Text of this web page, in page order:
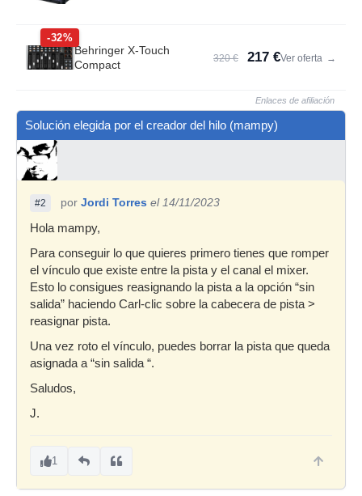
-32%
Behringer X-Touch
Compact
320 € 217 €Ver oferta →
Enlaces de afiliación
Solución elegida por el creador del hilo (mampy)
#2 por Jordi Torres el 14/11/2023
Hola mampy,
Para conseguir lo que quieres primero tienes que romper
el vínculo que existe entre la pista y el canal el mixer.
Esto lo consigues reasignando la pista a la opción “sin
salida” haciendo Carl-clic sobre la cabecera de pista >
reasignar pista.
Una vez roto el vínculo, puedes borrar la pista que queda
asignada a “sin salida “.
Saludos,
J.
1